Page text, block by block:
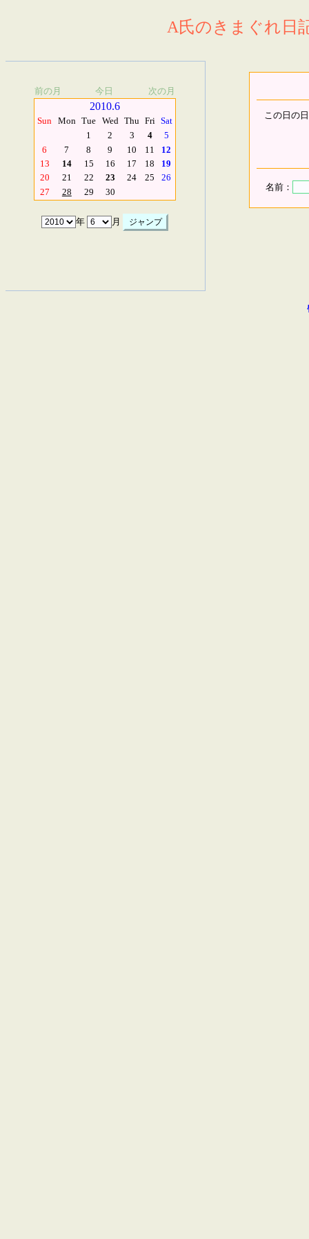
A氏のきまぐれ日
前の月 今日 次の月
2010.6
Sun Mon Tue Wed Thu Fri Sat
1
2 3 4
5
6
7 8 9 10 11
12
13
14 15 16 17 18
19
20
21 22 23 24 25
26
27
28 29 30
年 月
この日の
名前：